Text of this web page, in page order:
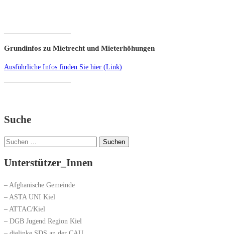
Grundinfos zu Mietrecht und Mieterhöhungen
Ausführliche Infos finden Sie hier (Link)
Suche
Suchen
Unterstützer_Innen
– Afghanische Gemeinde
– ASTA UNI Kiel
– ATTAC/Kiel
– DGB Jugend Region Kiel